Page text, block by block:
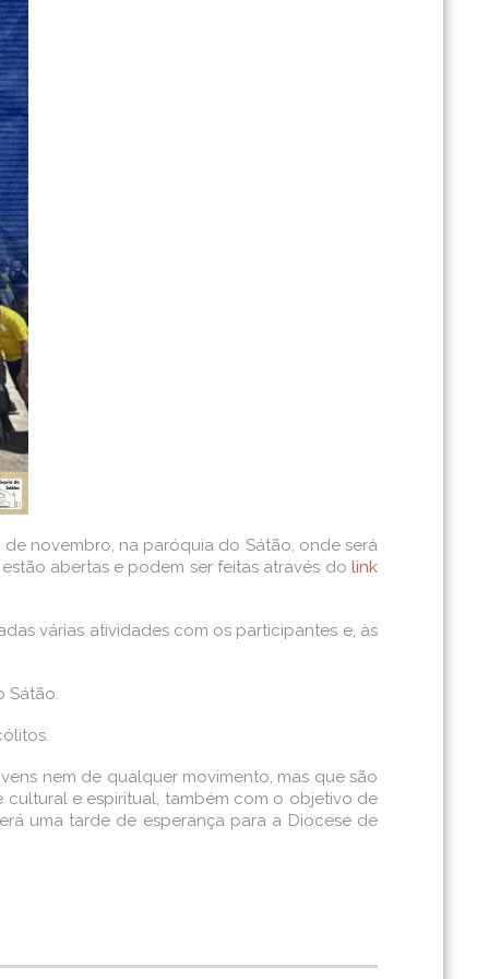
novembro, na paróquia do Sátão, onde será
abertas e podem ser feitas através do link
várias atividades com os participantes e, às
Sátão.
nem de qualquer movimento, mas que são
cultural e espiritual, também com o objetivo de
uma tarde de esperança para a Diocese de